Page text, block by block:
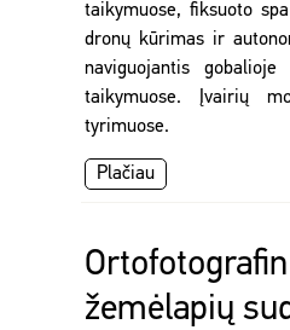
taikymuose, fiksuoto
dronų kūrimas ir
naviguojantis
taikymuose. Įvairių
tyrimuose.
Plačiau
žemėlapių